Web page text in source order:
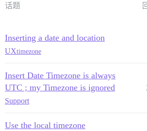
话题
Inserting a date and location
UXtimezone
Insert Date Timezone is always
UTC ; my Timezone is ignored
Support
Use the local timezone